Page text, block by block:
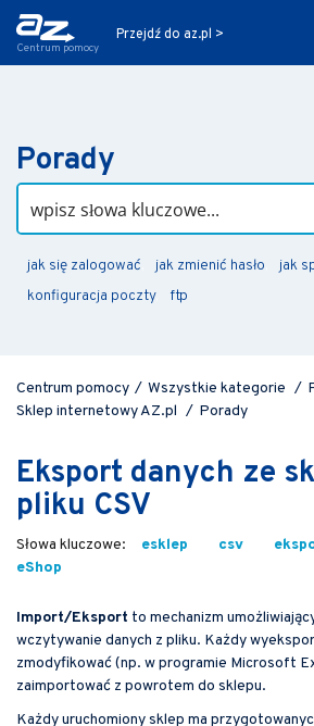
Centrum pomocy
Przejdź do az.pl >
Porady
jak się zalogować jak zmienić hasło
jak
konfiguracja poczty
ftp
Centrum pomocy / Wszystkie kategorie /
Sklep internetowy AZ.pl / Porady
Eksport danych ze
pliku CSV
esklep csv
eShop
Import/Eksport to mechanizm
wczytywanie danych z pliku. Każdy
zmodyfikować (np. w programie Microsoft
zaimportować z powrotem do sklepu.
Każdy uruchomiony sklep ma